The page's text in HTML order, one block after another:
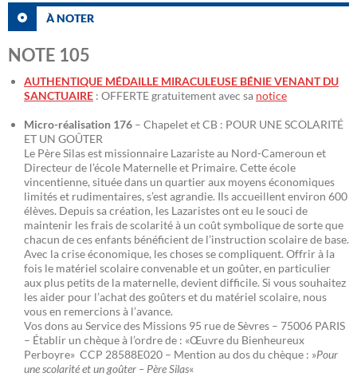
À NOTER
NOTE 105
AUTHENTIQUE MÉDAILLE MIRACULEUSE BÉNIE VENANT DU
SANCTUAIRE : OFFERTE gratuitement avec sa notice
Micro-réalisation 176 – Chapelet et CB : POUR UNE SCOLARITÉ
ET UN GOÛTER
Le Père Silas est missionnaire Lazariste au Nord-Cameroun et
Directeur de l’école Maternelle et Primaire. Cette école
vincentienne, située dans un quartier aux moyens économiques
limités et rudimentaires, s’est agrandie. Ils accueillent environ 600
élèves. Depuis sa création, les Lazaristes ont eu le souci de
maintenir les frais de scolarité à un coût symbolique de sorte que
chacun de ces enfants bénéficient de l’instruction scolaire de base.
Avec la crise économique, les choses se compliquent. Offrir à la
fois le matériel scolaire convenable et un goûter, en particulier
aux plus petits de la maternelle, devient difficile. Si vous souhaitez
les aider pour l’achat des goûters et du matériel scolaire, nous
vous en remercions à l’avance.
Vos dons au Service des Missions 95 rue de Sèvres – 75006 PARIS
– Établir un chèque à l’ordre de : «Œuvre du Bienheureux
Perboyre» CCP 28588E020 – Mention au dos du chèque : »Pour
une scolarité et un goûter – Père Silas«